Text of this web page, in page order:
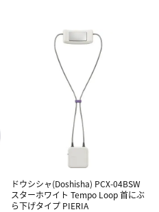
ドウシシャ(Doshisha) PCX-04BSW
スターホワイト Tempo Loop 首にぶ
ら下げタイプ PIERIA